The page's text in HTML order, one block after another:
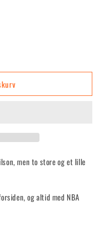
men to store og et lille
og altid med NBA